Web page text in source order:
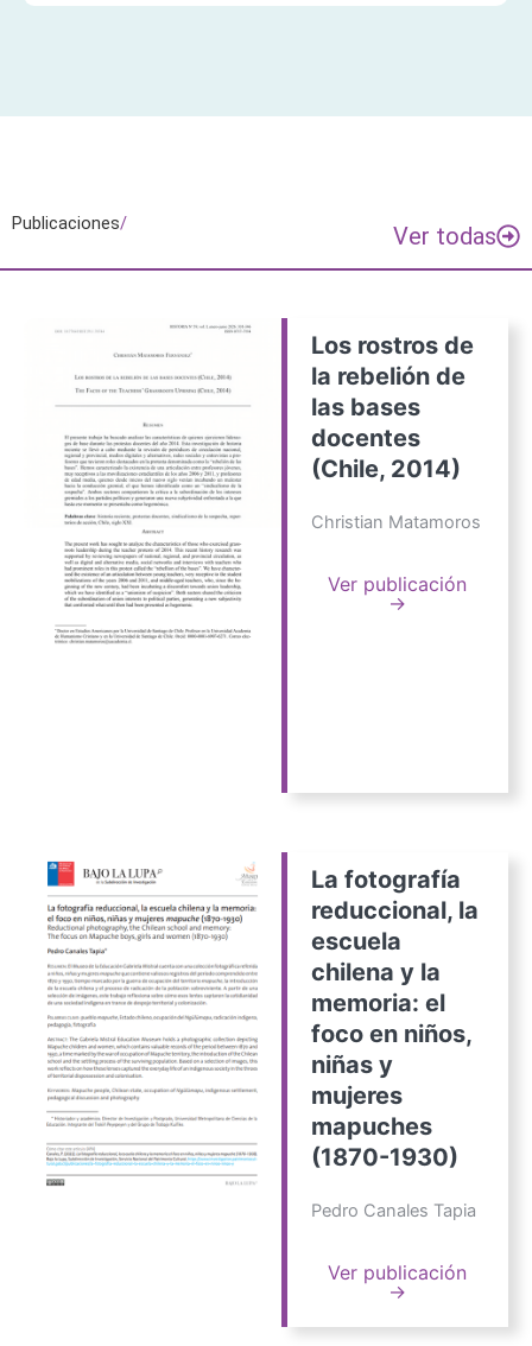
Publicaciones/ Ver todas
Los rostros de
la rebelión de
las bases
docentes
(Chile, 2014)
Christian Matamoros
Ver publicación
→
La fotografía
reduccional, la
escuela
chilena y la
memoria: el
foco en niños,
niñas y
mujeres
mapuches
(1870-1930)
Pedro Canales Tapia
Ver publicación
→